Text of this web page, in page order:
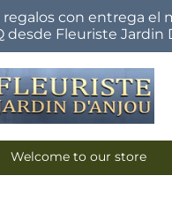
regalos con entrega el
desde Fleuriste Jardin
Welcome to our store